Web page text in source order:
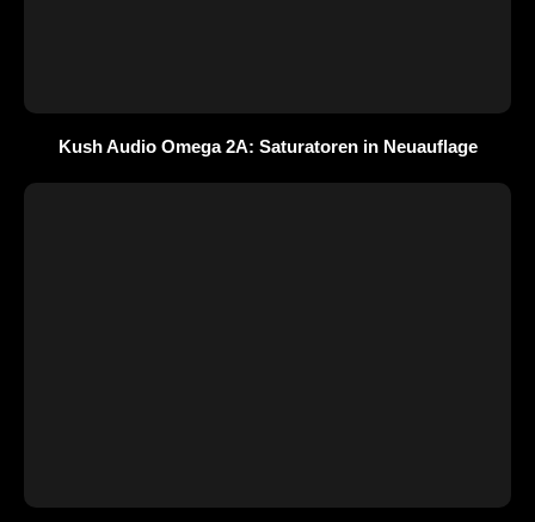
Kush Audio Omega 2A: Saturatoren in Neuauflage